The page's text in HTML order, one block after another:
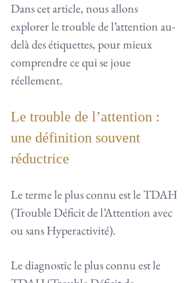
Dans cet article, nous allons
explorer le trouble de l’attention au-
delà des étiquettes, pour mieux
comprendre ce qui se joue
réellement.
Le trouble de l’attention :
une définition souvent
réductrice
Le terme le plus connu est le TDAH
(Trouble Déficit de l’Attention avec
ou sans Hyperactivité).
Le diagnostic le plus connu est le